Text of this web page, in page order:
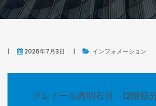
2026年7月3日 インフォメーション
クレドール西明石Ⅲ 12階部